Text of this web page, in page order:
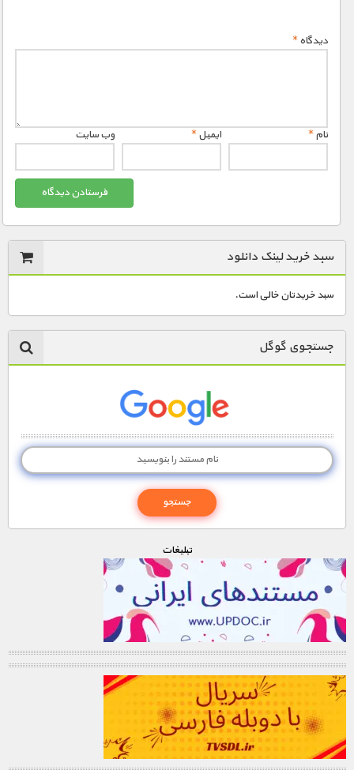
دیدگاه*
نام* ایمیل* وب‌ سایت
سبد خرید لینک دانلود
سبد خریدتان خالی است.
جستجوی گوگل
تبليغات